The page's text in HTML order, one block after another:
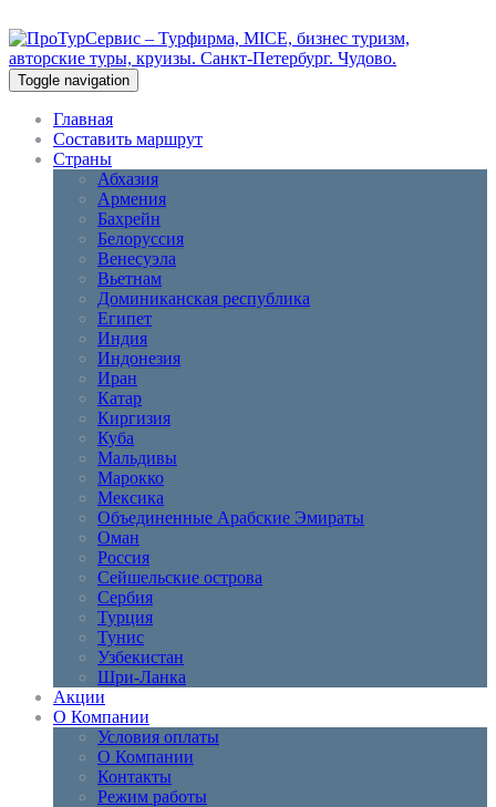
Toggle navigation
Главная
Составить маршрут
Страны
Абхазия
Армения
Бахрейн
Белоруссия
Венесуэла
Вьетнам
Доминиканская республика
Египет
Индия
Индонезия
Иран
Катар
Киргизия
Куба
Мальдивы
Марокко
Мексика
Объединенные Арабские Эмираты
Оман
Россия
Сейшельские острова
Сербия
Турция
Тунис
Узбекистан
Шри-Ланка
Акции
О Компании
Условия оплаты
О Компании
Контакты
Режим работы